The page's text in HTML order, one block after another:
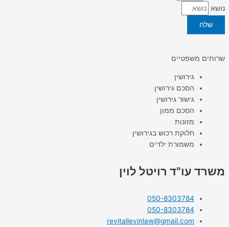
נושא
שלח
שרותים משפטיים
גירושין
הסכם גירושין
גישור גירושין
הסכם ממון
מזונות
חלוקת רכוש בגירושין
משמורת ילדים
משרד עו"ד רויטל לוין
050-8303784
050-8303784
revitallevinlaw@gmail.com